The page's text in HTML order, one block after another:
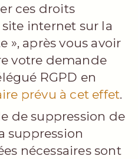
ces droits
internet sur la
», après vous avoir
votre demande
RGPD en
prévu à cet effet.
de suppression de
suppression
nécessaires sont